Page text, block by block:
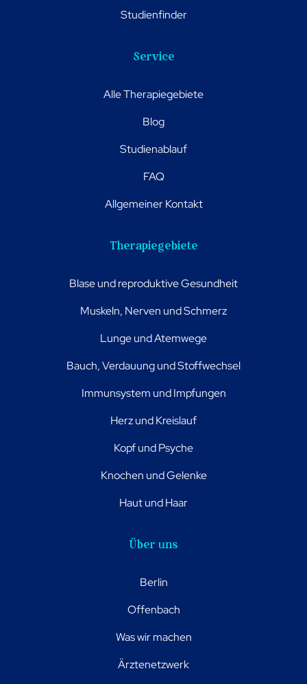
Studienfinder
Service
Alle Therapiegebiete
Blog
Studienablauf
FAQ
Allgemeiner Kontakt
Therapiegebiete
Blase und reproduktive Gesundheit
Muskeln, Nerven und Schmerz
Lunge und Atemwege
Bauch, Verdauung und Stoffwechsel
Immunsystem und Impfungen
Herz und Kreislauf
Kopf und Psyche
Knochen und Gelenke
Haut und Haar
Über uns
Berlin
Offenbach
Was wir machen
Ärztenetzwerk